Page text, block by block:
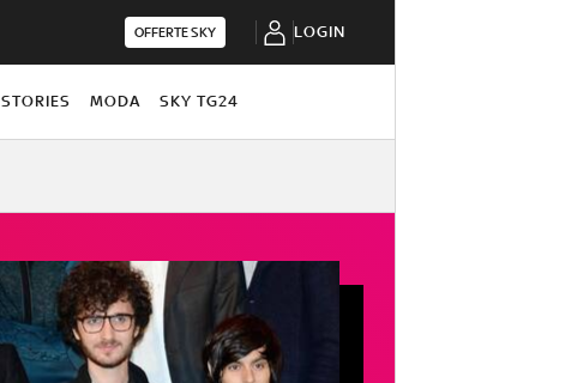
OFFERTE SKY LOGIN
STORIES MODA SKY TG24